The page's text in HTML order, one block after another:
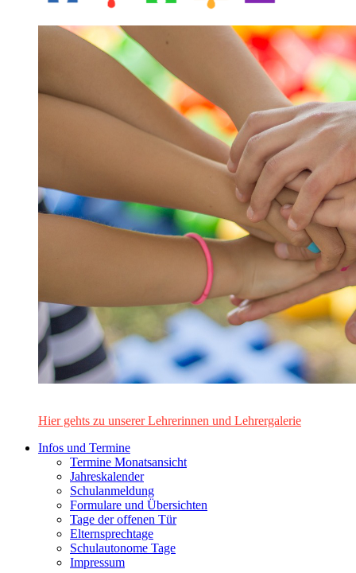
Hier gehts zu unserer Lehrerinnen und Lehrergalerie
Infos und Termine
Termine Monatsansicht
Jahreskalender
Schulanmeldung
Formulare und Übersichten
Tage der offenen Tür
Elternsprechtage
Schulautonome Tage
Impressum